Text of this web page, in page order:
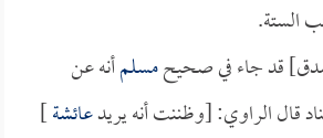
الستة.
قد جاء في صحيحمسلمأنه عن
قال الراوي: [وظننت أنه يريدعائشة]